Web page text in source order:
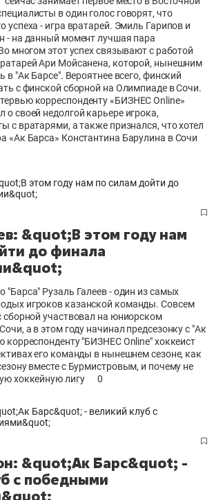
в один голос говорят, что
успеха - игра вратарей. Эмиль Гарипов и
- на данный момент лучшая пара
многом этот успех связывают с работой
Ари Мойсанена, которой, нынешним
в "Ак Барсе". Вероятнее всего, финский
с финской сборной на Олимпиаде в Сочи.
корреспонденту «БИЗНЕС Online»
о своей недолгой карьере игрока,
с вратарями, а также признался, что хотел
«Ак Барса» Константина Барулина в Сочи
&quot;В этом году нам
до финала
"Барса" Рузаль Галеев - один из самых
игроков казанской команды. Совсем
сборной участвовал на юниорском
а в этом году начинал предсезонку с "Ак
корреспонденту "БИЗНЕС Online" хоккеист
его команды в нынешнем сезоне, как
вместе с Бурмистровым, и почему не
хоккейную лигу
0
&quot;Ак Барс&quot; -
с победными